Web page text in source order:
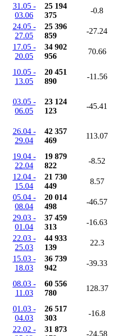
31.05 -
03.06
25 194
375
-0.8
24.05 -
27.05
25 396
859
-27.24
17.05 -
20.05
34 902
956
70.66
10.05 -
13.05
20 451
890
-11.56
03.05 -
06.05
23 124
123
-45.41
26.04 -
29.04
42 357
469
113.07
19.04 -
22.04
19 879
822
-8.52
12.04 -
15.04
21 730
449
8.57
05.04 -
08.04
20 014
498
-46.57
29.03 -
01.04
37 459
313
-16.63
22.03 -
25.03
44 933
139
22.3
15.03 -
18.03
36 739
942
-39.33
08.03 -
11.03
60 556
780
128.37
01.03 -
04.03
26 517
303
-16.8
22.02 -
31 873
-24.58